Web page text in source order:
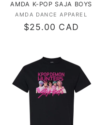
AMDA K-POP SAJA BOYS
Fournisseur :
AMDA DANCE APPAREL
Prix
$25.00 CAD